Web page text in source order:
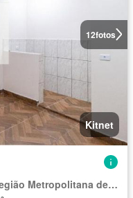
12fotos
Kitnet
Região Imediata de São Paulo, Região Metropolitana de São Paulo